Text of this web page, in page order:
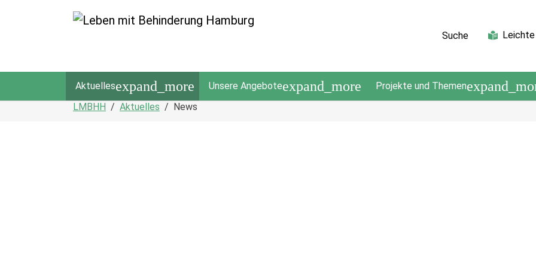
Zum Hauptinhalt springen
Suche
Aktuellesexpand_more Unsere Angeboteexpand_more Projekte und Themen
Sie sind hier:
LMBHH Aktuelles News